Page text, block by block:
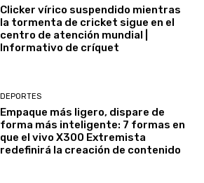
Clicker vírico suspendido mientras
la tormenta de cricket sigue en el
centro de atención mundial |
Informativo de críquet
DEPORTES
Empaque más ligero, dispare de
forma más inteligente: 7 formas en
que el vivo X300 Extremista
redefinirá la creación de contenido